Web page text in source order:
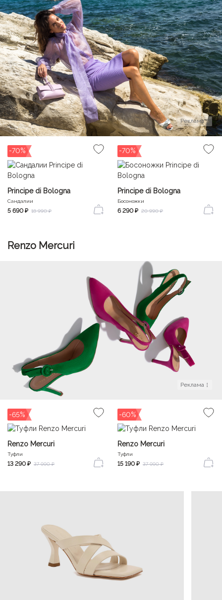
Реклама
-70%
Principe di Bologna
Сандалии
5 690 ₽ 18 990 ₽
-70%
Principe di Bologna
Босоножки
6 290 ₽ 20 990 ₽
Renzo Mercuri
Реклама
-65%
Renzo Mercuri
Туфли
13 290 ₽ 37 990 ₽
-60%
Renzo Mercuri
Туфли
15 190 ₽ 37 990 ₽